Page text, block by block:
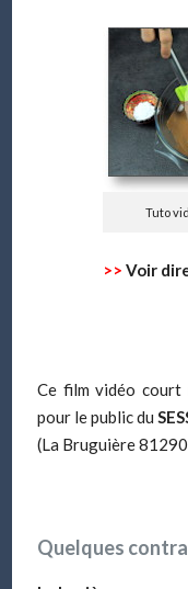
Tuto
>> Voir
Ce film vidéo court
pour le public du
(La Bruguière
Quelques